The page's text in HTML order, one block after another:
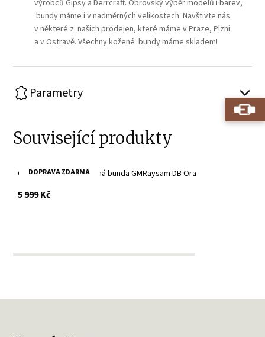
výrobců Gipsy a Derrcraft. Obrovský výběr modelů i barev,
bundy máme i v nadměrných velikostech. Navštivte nás
v některé z našich prodejen, které máme v Praze, Plzni
a v Ostravě. Všechny kožené bundy máme skladem!
Parametry
Související produkty
DOPRAVA ZDARMA
Oranžová pánská kožená bunda GMRaysam DB Ora
5 999 Kčs DPH